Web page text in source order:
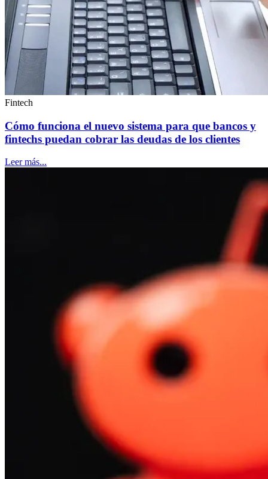
Fintech
Cómo funciona el nuevo sistema para que bancos y
fintechs puedan cobrar las deudas de los clientes
Leer más...